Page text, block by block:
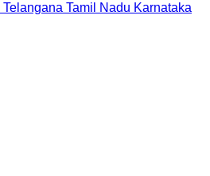
Telangana Tamil Nadu Karnataka